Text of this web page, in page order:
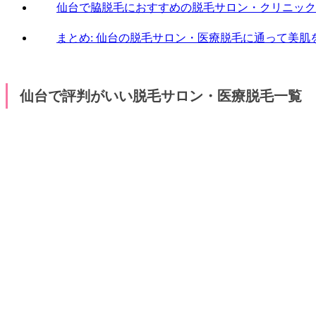
仙台で脇脱毛におすすめの脱毛サロン・クリニッ
まとめ: 仙台の脱毛サロン・医療脱毛に通って美肌
仙台で評判がいい脱毛サロン・医療脱毛一覧